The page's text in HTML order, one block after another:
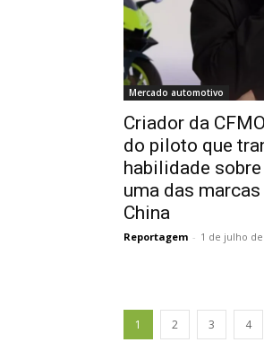
Mercado automotivo
Criador da
do piloto que
habilidade
uma das
China
Reportagem - 1 de julho de
1 2 3 4